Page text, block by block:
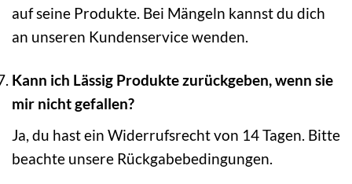
auf seine Produkte. Bei Mängeln kannst du dich
an unseren Kundenservice wenden.
Kann ich Lässig Produkte zurückgeben, wenn sie
mir nicht gefallen?
Ja, du hast ein Widerrufsrecht von 14 Tagen. Bitte
beachte unsere Rückgabebedingungen.